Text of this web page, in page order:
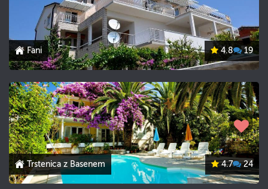
Fani 4.8 19
Trstenica z Basenem 4.7 24